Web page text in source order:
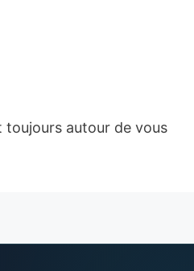
autour de vous